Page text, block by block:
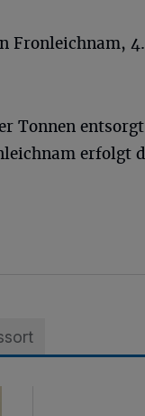
Fronleichnam, 4.
Tonnen
erfolgt